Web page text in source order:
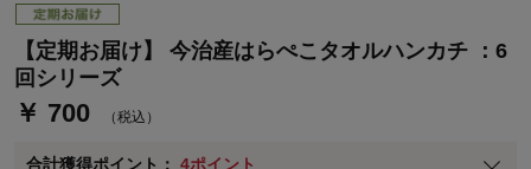
【定期お届け】 今治産はらぺこタオルハンカチ ：6
回シリーズ
￥ 700 （税込）
合計獲得ポイント： 4ポイント
通常商品送料無料 返品引取無料（JCBのみ）
即時入会なら更に500円OFFクーポンプレゼント